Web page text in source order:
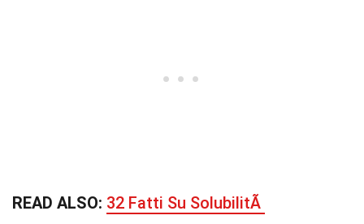
READ ALSO: 32 Fatti Su SolubilitÃ